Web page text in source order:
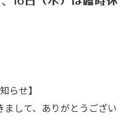
らせ】
して、ありがとうござい